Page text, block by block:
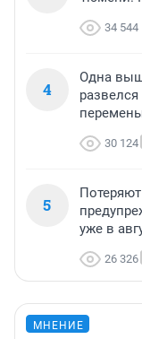
34 544
4
Одна
30 124
5
уже в
26 326
МНЕНИЕ